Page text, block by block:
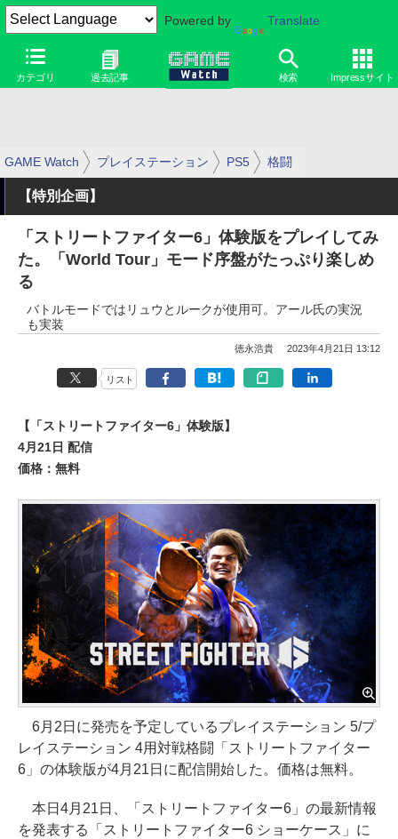
Powered by Translate
カテゴリ 過去記事 検索 Impressサイト
GAME Watch プレイステーション PS5 格闘
【特別企画】
「ストリートファイター6」体験版をプレイしてみ
た。「World Tour」モード序盤がたっぷり楽しめ
る
バトルモードではリュウとルークが使用可。アール氏の実況
も実装
徳永浩貴 2023年4月21日 13:12
リスト
【「ストリートファイター6」体験版】
4月21日 配信
価格：無料
6月2日に発売を予定しているプレイステーション 5/プ
レイステーション 4用対戦格闘「ストリートファイター
6」の体験版が4月21日に配信開始した。価格は無料。
本日4月21日、「ストリートファイター6」の最新情報
を発表する「ストリートファイター6 ショーケース」に